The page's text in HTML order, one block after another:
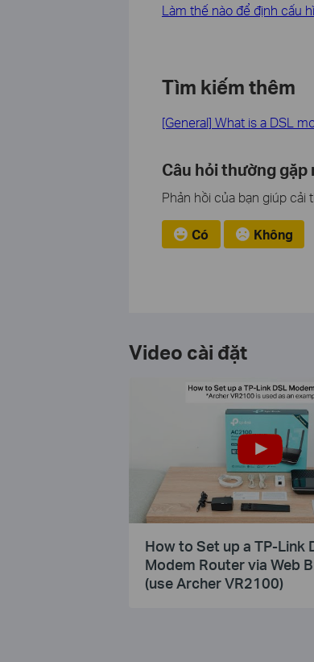
Làm thế nào để định cấu
Tìm kiếm thêm
[General] What is a DSL
Câu hỏi thường
Phản hồi của bạn giúp cải
Có Không
Video cài đặt
How to Set up a TP-Link
Modem Router via Web
(use Archer VR2100)